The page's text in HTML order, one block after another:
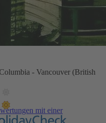
- Vancouver (British
mit einer